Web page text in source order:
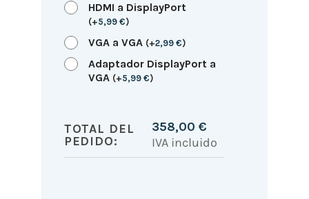
HDMI a DisplayPort
(+5,99 €)
VGA a VGA (+2,99 €)
Adaptador DisplayPort a
VGA (+5,99 €)
TOTAL DEL
PEDIDO:
358,00 €
IVA incluido